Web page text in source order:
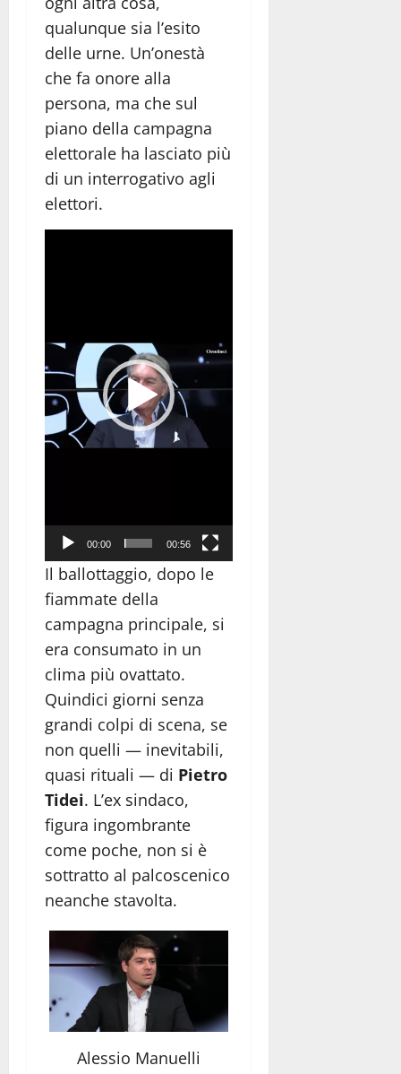
qualunque sia l’esito
delle urne. Un’onestà
che fa onore alla
persona, ma che sul
piano della campagna
elettorale ha lasciato più
di un interrogativo agli
elettori.
00:00 00:56
Il ballottaggio, dopo le
fiammate della
campagna principale, si
era consumato in un
clima più ovattato.
Quindici giorni senza
grandi colpi di scena, se
non quelli — inevitabili,
quasi rituali — di Pietro
Tidei. L’ex sindaco,
figura ingombrante
come poche, non si è
sottratto al palcoscenico
neanche stavolta.
Alessio Manuelli